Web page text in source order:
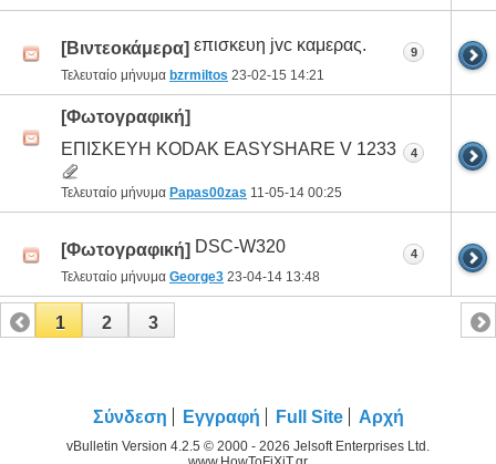
[Βιντεοκάμερα] επισκευη jvc καμερας.
Τελευταίο μήνυμα bzrmiltos 23-02-15 14:21
9
[Φωτογραφική]
ΕΠΙΣΚΕΥΗ KODAK EASYSHARE V 1233
Τελευταίο μήνυμα Papas00zas 11-05-14 00:25
4
[Φωτογραφική] DSC-W320
Τελευταίο μήνυμα George3 23-04-14 13:48
4
1 2 3
Σύνδεση Εγγραφή Full Site Αρχή
vBulletin Version 4.2.5 © 2000 - 2026 Jelsoft Enterprises Ltd.